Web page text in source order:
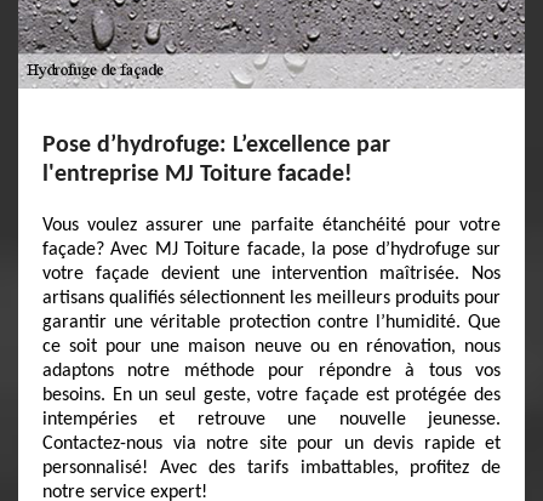
Pose d’hydrofuge: L’excellence par
l'entreprise MJ Toiture facade!
Vous voulez assurer une parfaite étanchéité pour votre
façade? Avec MJ Toiture facade, la pose d’hydrofuge sur
votre façade devient une intervention maîtrisée. Nos
artisans qualifiés sélectionnent les meilleurs produits pour
garantir une véritable protection contre l’humidité. Que
ce soit pour une maison neuve ou en rénovation, nous
adaptons notre méthode pour répondre à tous vos
besoins. En un seul geste, votre façade est protégée des
intempéries et retrouve une nouvelle jeunesse.
Contactez-nous via notre site pour un devis rapide et
personnalisé! Avec des tarifs imbattables, profitez de
notre service expert!